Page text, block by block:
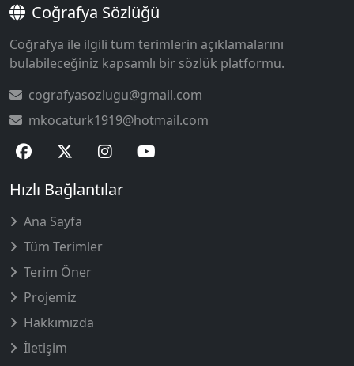
Coğrafya Sözlüğü
Coğrafya ile ilgili tüm terimlerin açıklamalarını
bulabileceğiniz kapsamlı bir sözlük platformu.
cografyasozlugu@gmail.com
mkocaturk1919@hotmail.com
Hızlı Bağlantılar
Ana Sayfa
Tüm Terimler
Terim Öner
Projemiz
Hakkımızda
İletişim